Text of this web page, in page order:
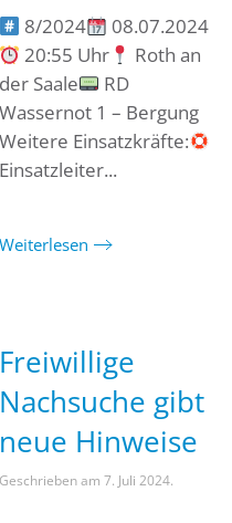
8/2024
08.07.2024
20:55 Uhr
Roth an
der Saale
RD
Wassernot 1 – Bergung
Weitere Einsatzkräfte:
Einsatzleiter...
Weiterlesen
Freiwillige
Nachsuche gibt
neue Hinweise
Geschrieben am 7. Juli 2024.